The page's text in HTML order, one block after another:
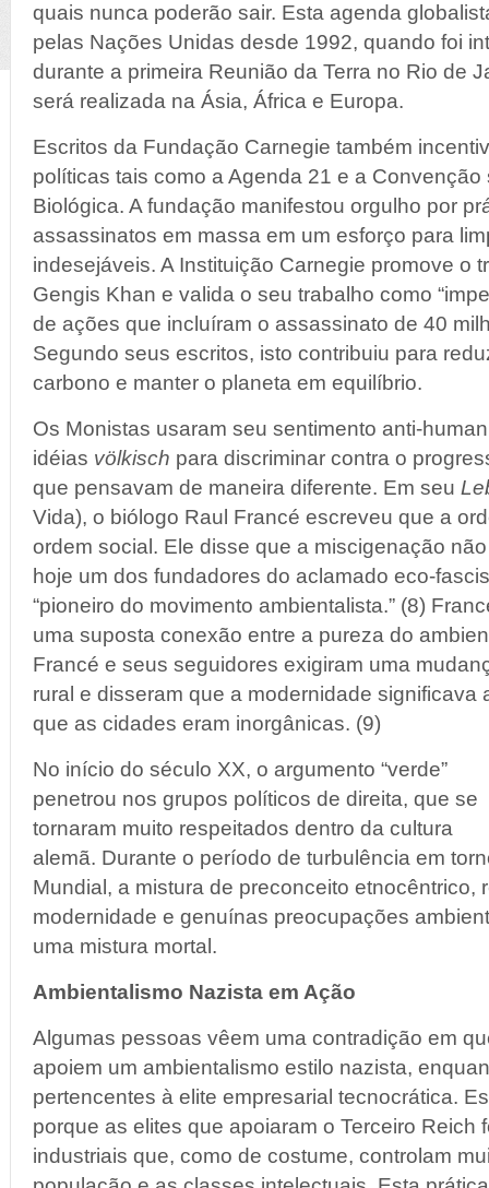
quais nunca poderão sair. Esta agenda
pelas Nações Unidas desde 1992, quando foi
durante a primeira Reunião da Terra no Rio de
será realizada na Ásia, África e Europa.
Escritos da Fundação Carnegie também
políticas tais como a Agenda 21 e a
Biológica. A fundação manifestou orgulho por
assassinatos em massa em um esforço para
indesejáveis. A Instituição Carnegie promove o
Gengis Khan e valida o seu trabalho como
de ações que incluíram o assassinato de 40
Segundo seus escritos, isto contribuiu para
carbono e manter o planeta em equilíbrio.
Os Monistas usaram seu sentimento anti-
idéias völkisch para discriminar contra o
que pensavam de maneira diferente. Em seu
Vida), o biólogo Raul Francé escreveu que a
ordem social. Ele disse que a miscigenação
hoje um dos fundadores do aclamado eco-
“pioneiro do movimento ambientalista.” (8)
uma suposta conexão entre a pureza do
Francé e seus seguidores exigiram uma
rural e disseram que a modernidade significava
que as cidades eram inorgânicas. (9)
No início do século XX, o argumento “verde”
penetrou nos grupos políticos de direita, que se
tornaram muito respeitados dentro da cultura
alemã. Durante o período de turbulência em
Mundial, a mistura de preconceito etnocêntrico,
modernidade e genuínas preocupações
uma mistura mortal.
Ambientalismo Nazista em Ação
Algumas pessoas vêem uma contradição em
apoiem um ambientalismo estilo nazista,
pertencentes à elite empresarial tecnocrática.
porque as elites que apoiaram o Terceiro Reich
industriais que, como de costume, controlam